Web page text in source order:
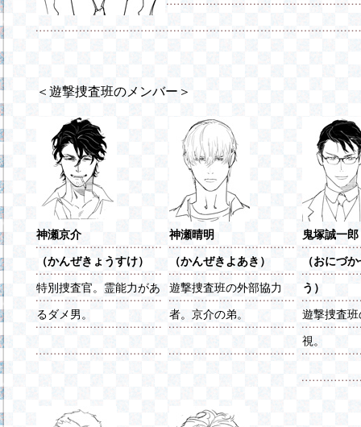
＜遊撃捜査班のメンバー＞
神瀬京介
（かんぜきょうすけ）
特別捜査官。霊能力があ
るダメ男。
神瀬晴明
（かんぜきよあき）
遊撃捜査班の外部協力
者。京介の弟。
鬼塚誠一郎
（おにづ
う）
遊撃捜査
視。